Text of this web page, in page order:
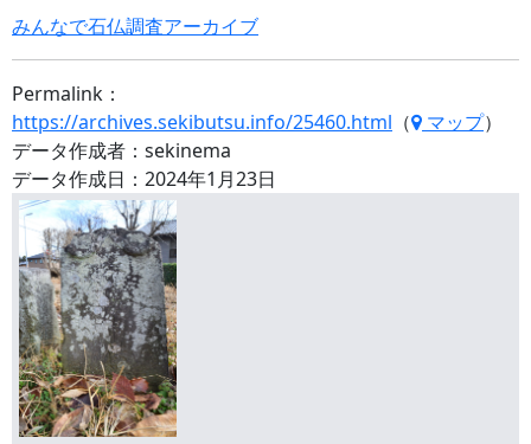
みんなで石仏調査アーカイブ
Permalink：
https://archives.sekibutsu.info/25460.html （ マップ）
データ作成者：sekinema
データ作成日：2024年1月23日